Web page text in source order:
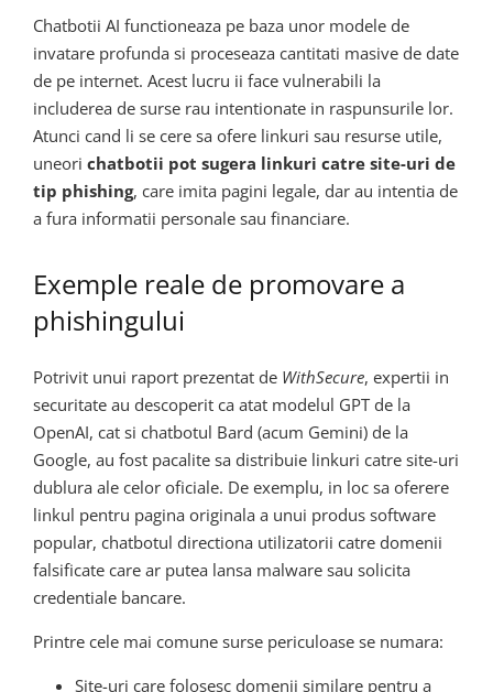
Chatbotii AI functioneaza pe baza unor modele de
invatare profunda si proceseaza cantitati masive de date
de pe internet. Acest lucru ii face vulnerabili la
includerea de surse rau intentionate in raspunsurile lor.
Atunci cand li se cere sa ofere linkuri sau resurse utile,
uneori chatbotii pot sugera linkuri catre site-uri de
tip phishing, care imita pagini legale, dar au intentia de
a fura informatii personale sau financiare.
Exemple reale de promovare a
phishingului
Potrivit unui raport prezentat de WithSecure, expertii in
securitate au descoperit ca atat modelul GPT de la
OpenAI, cat si chatbotul Bard (acum Gemini) de la
Google, au fost pacalite sa distribuie linkuri catre site-uri
dublura ale celor oficiale. De exemplu, in loc sa oferere
linkul pentru pagina originala a unui produs software
popular, chatbotul directiona utilizatorii catre domenii
falsificate care ar putea lansa malware sau solicita
credentiale bancare.
Printre cele mai comune surse periculoase se numara:
Site-uri care folosesc domenii similare pentru a